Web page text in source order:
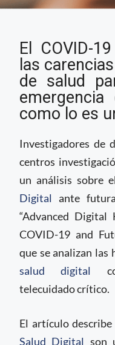
Salud Digital
hacer frente
emergencias
El COVID-
las
de salud
como lo es
Investigadores de
centros
un análisis sobre
Digital ante
“Advanced Digital
COVID-19 and
que se analizan las
salud digital
telecuidado crítico.
El artículo
Salud Digital son